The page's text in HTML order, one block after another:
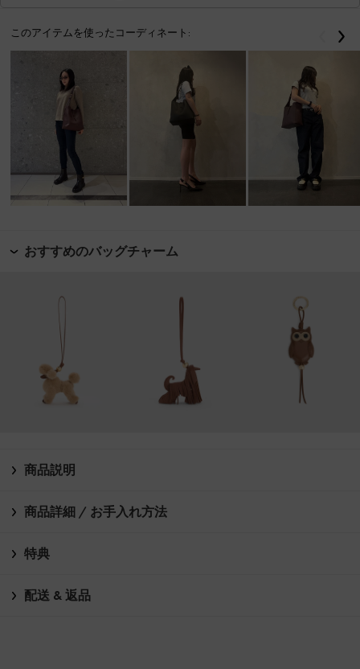
このアイテムを使ったコーディネート: 戻る
おすすめのバッグチャーム
商品説明
商品詳細 / お手入れ方法
特典
配送 & 返品